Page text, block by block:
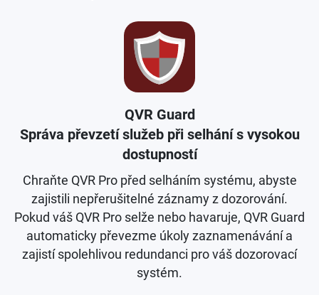
QVR Guard
Správa převzetí služeb při selhání s vysokou
dostupností
Chraňte QVR Pro před selháním systému, abyste
zajistili nepřerušitelné záznamy z dozorování.
Pokud váš QVR Pro selže nebo havaruje, QVR Guard
automaticky převezme úkoly zaznamenávání a
zajistí spolehlivou redundanci pro váš dozorovací
systém.